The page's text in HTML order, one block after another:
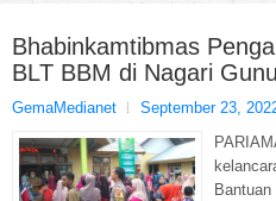
Bhabinkamtibmas
BLT BBM di Nagari
GemaMedianet September 23,